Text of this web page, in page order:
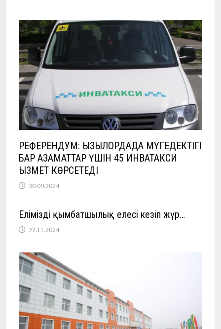
РЕФЕРЕНДУМ: ҚЫЗЫЛОРДАДА МҮГЕДЕКТІГІ
БАР АЗАМАТТАР ҮШІН 45 ИНВАТАКСИ
ҚЫЗМЕТ КӨРСЕТЕДІ
30.09.2024
Елімізді қымбатшылық елесі кезіп жүр…
22.11.2024